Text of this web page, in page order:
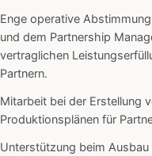
Enge operative
und dem Partnership
vertraglichen
Partnern.
Mitarbeit bei der Erstellung
Produktionsplänen für
Unterstützung beim